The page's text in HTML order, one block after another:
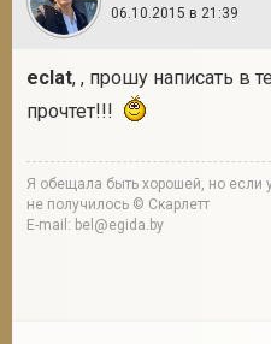
06.10.2015 в 21:39
eclat, , прошу написать в
прочтет!!!
Я обещала быть хорошей, но если
не получилось © Скарлетт
E-mail: bel@egida.by